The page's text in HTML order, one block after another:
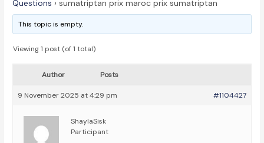
Questions › sumatriptan prix maroc prix sumatriptan
This topic is empty.
Viewing 1 post (of 1 total)
Author Posts
9 November 2025 at 4:29 pm #1104427
ShaylaSisk
Participant